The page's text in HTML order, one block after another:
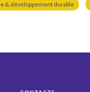
& développement durable